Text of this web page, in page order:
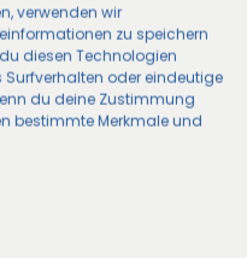
verwenden wir
zu speichern
diesen Technologien
oder eindeutige
du deine Zustimmung
bestimmte Merkmale und